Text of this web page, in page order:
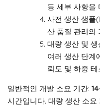
등 세부 사항을
사전 생산 샘플
산 품질 관리의
대량 생산 및
여러 생산 단계
뢰도 및 하중
일반적인 개발 소요 기간:
시간입니다. 대량 생산 소